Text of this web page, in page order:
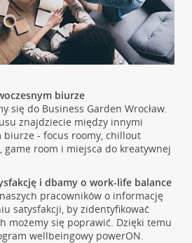
biurze
się do Business Garden Wrocław.
znajdziecie między innymi
biurze - focus roomy, chillout
game room i miejsca do kreatywnej
i dbamy o work-life balance
pracowników o informację
satysfakcji, by zidentyfikować
możemy się poprawić. Dzięki temu
wellbeingowy powerON.